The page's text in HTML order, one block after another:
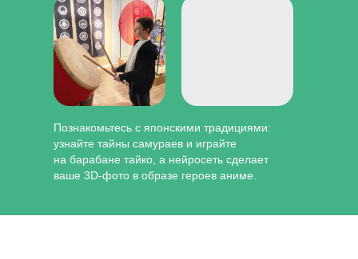
Познакомьтесь с японскими традициями:
узнайте тайны самураев и играйте
на барабане тайко, а нейросеть сделает
ваше 3D-фото в образе героев аниме.